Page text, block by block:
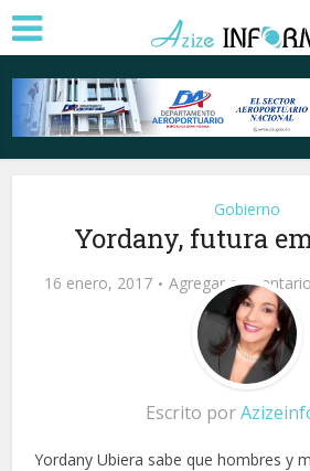
Gobierno
Yordany, futura
16 enero, 2017 Agregar comentario
Escrito por
Yordany Ubiera sabe que hombres y